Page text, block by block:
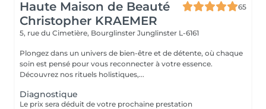
Haute Maison de Beauté
Christopher KRAEMER
65
5, rue du Cimetière, Bourglinster Junglinster L-6161
Plongez dans un univers de bien-être et de détente, où chaque
soin est pensé pour vous reconnecter à votre essence.
Découvrez nos rituels holistiques,...
Diagnostique
Le prix sera déduit de votre prochaine prestation